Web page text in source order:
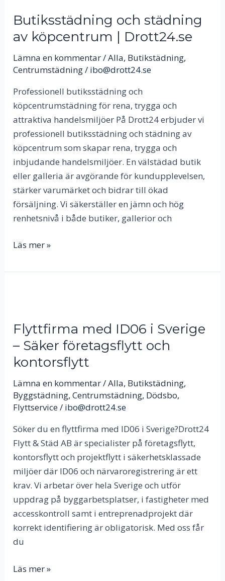
Butiksstädning och städning
av köpcentrum | Drott24.se
Lämna en kommentar/Alla, Butikstädning,
Centrumstädning/ ibo@drott24.se
Professionell butiksstädning och
köpcentrumstädning för rena, trygga och
attraktiva handelsmiljöer På Drott24 erbjuder vi
professionell butiksstädning och städning av
köpcentrum som skapar rena, trygga och
inbjudande handelsmiljöer. En välstädad butik
eller galleria är avgörande för kundupplevelsen,
stärker varumärket och bidrar till ökad
försäljning. Vi säkerställer en jämn och hög
renhetsnivå i både butiker, gallerior och
Läs mer »
Flyttfirma med ID06 i Sverige
– Säker företagsflytt och
kontorsflytt
Lämna en kommentar/Alla, Butikstädning,
Byggstädning,Centrumstädning, Dödsbo,
Flyttservice/ ibo@drott24.se
Söker du en flyttfirma med ID06 i Sverige?Drott24
Flytt & Städ AB är specialister på företagsflytt,
kontorsflytt och projektflytt i säkerhetsklassade
miljöer där ID06 och närvaroregistrering är ett
krav. Vi arbetar över hela Sverige och utför
uppdrag på byggarbetsplatser, i fastigheter med
accesskontroll samt i entreprenadprojekt där
korrekt identifiering är obligatorisk. Med oss får
du
i
Sverige
–
företagsflytt
och
Läs mer »